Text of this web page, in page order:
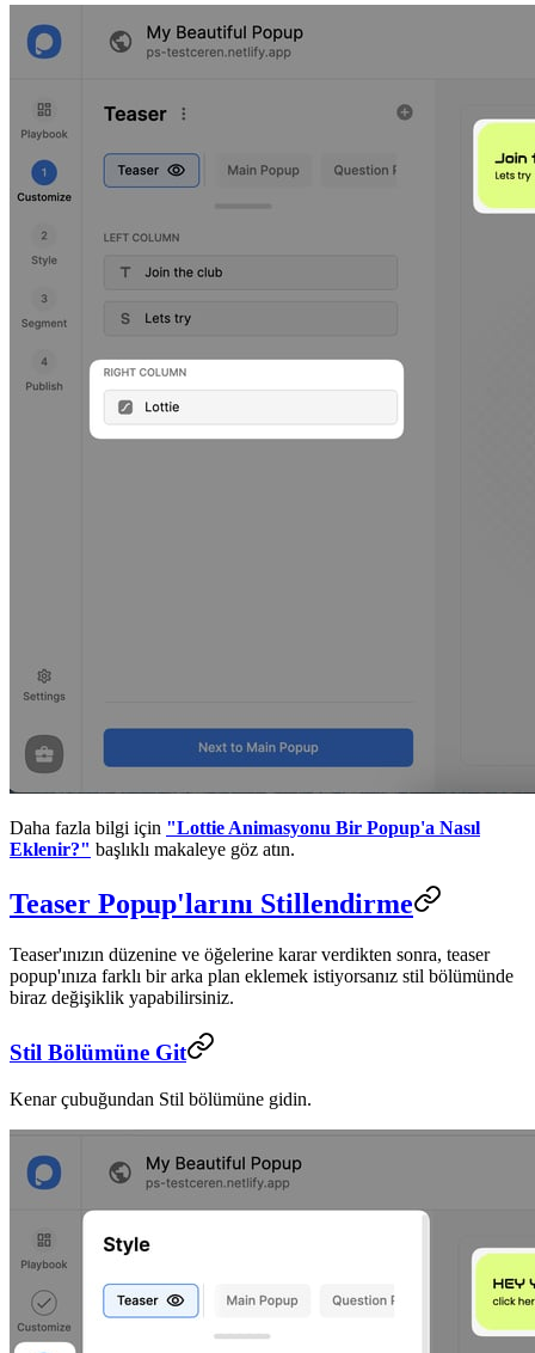
Daha fazla bilgi için "Lottie Animasyonu Bir Popup'a Nasıl
Eklenir?" başlıklı makaleye göz atın.
Teaser Popup'larını Stillendirme
Teaser'ınızın düzenine ve öğelerine karar verdikten sonra, teaser
popup'ınıza farklı bir arka plan eklemek istiyorsanız stil bölümünde
biraz değişiklik yapabilirsiniz.
Stil Bölümüne Git
Kenar çubuğundan Stil bölümüne gidin.